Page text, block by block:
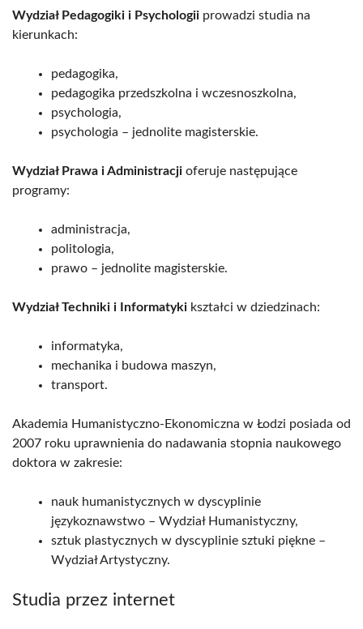
Wydział Pedagogiki i Psychologii prowadzi studia na
kierunkach:
pedagogika,
pedagogika przedszkolna i wczesnoszkolna,
psychologia,
psychologia – jednolite magisterskie.
Wydział Prawa i Administracji oferuje następujące
programy:
administracja,
politologia,
prawo – jednolite magisterskie.
Wydział Techniki i Informatyki kształci w dziedzinach:
informatyka,
mechanika i budowa maszyn,
transport.
Akademia Humanistyczno-Ekonomiczna w Łodzi posiada od
2007 roku uprawnienia do nadawania stopnia naukowego
doktora w zakresie:
nauk humanistycznych w dyscyplinie
językoznawstwo – Wydział Humanistyczny,
sztuk plastycznych w dyscyplinie sztuki piękne –
Wydział Artystyczny.
Studia przez internet